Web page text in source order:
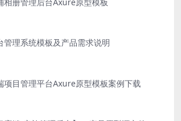
管理系统模板及产品需求说明
项目管理平台Axure原型模板案例下载